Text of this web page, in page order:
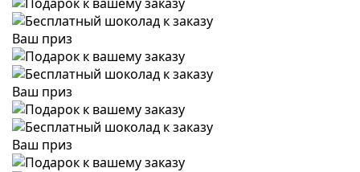
Ваш приз
Ваш приз
Ваш приз